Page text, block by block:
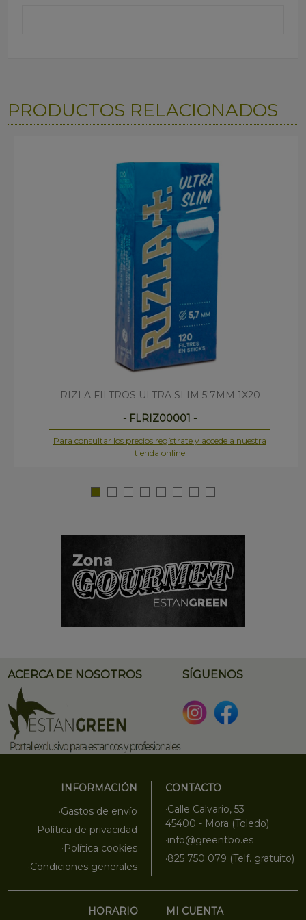
PRODUCTOS RELACIONADOS
RIZLA FILTROS ULTRA SLIM 5'7MM 1X20
- FLRIZ00001 -
Para consultar los precios regístrate y accede a nuestra
tienda online
ACERCA DE NOSOTROS SÍGUENOS
INFORMACIÓN
·Gastos de envío
·Política de privacidad
·Política cookies
·Condiciones generales
CONTACTO
·Calle Calvario, 53
45400 - Mora (Toledo)
·info@greentbo.es
·825 750 079 (Telf. gratuito)
HORARIO MI CUENTA